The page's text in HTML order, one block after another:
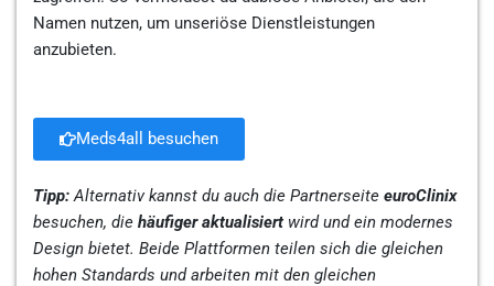
Namen nutzen, um unseriöse Dienstleistungen
anzubieten.
Meds4all besuchen
Tipp:Alternativ kannst du auch die Partnerseite euroClinix
besuchen, die häufiger aktualisiert wird und ein modernes
Design bietet. Beide Plattformen teilen sich die gleichen
hohen Standards und arbeiten mit den gleichen